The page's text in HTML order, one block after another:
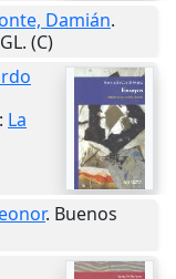
Damián.
(C)
: La
. Buenos